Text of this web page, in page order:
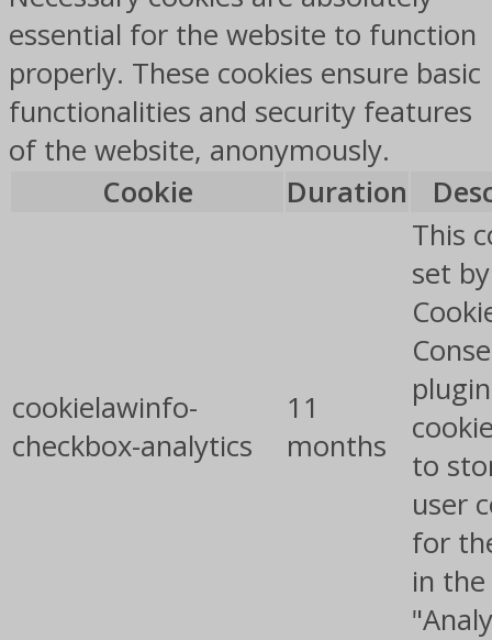
essential for the website to function
properly. These cookies ensure basic
functionalities and security features
of the website, anonymously.
Cookie
Duration
cookielawinfo-
checkbox-analytics
11
months
This
set
to
user
for
in